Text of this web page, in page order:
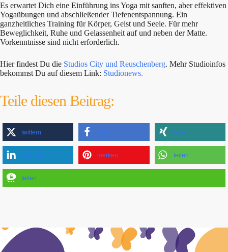
Es erwartet Dich eine Einführung ins Yoga mit sanften, aber effektiven
Yogaübungen und abschließender Tiefenentspannung. Ein
ganzheitliches Training für Körper, Geist und Seele. Für mehr
Beweglichkeit, Ruhe und Gelassenheit auf und neben der Matte.
Vorkenntnisse sind nicht erforderlich.
Hier findest Du die Studios City und Reuschenberg. Mehr Studioinfos
bekommst Du auf diesem Link: Studionews.
Teile diesen Beitrag:
twittern teilen teilen
mitteilen merken teilen
teilen